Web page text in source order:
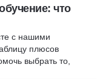
что
с нашими
плюсов
выбрать то,